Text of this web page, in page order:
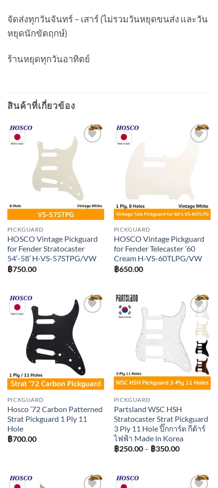
จัดส่งทุกวันจันทร์ – เสาร์ (ไม่รวมวันหยุดขนส่ง และวัน
หยุดนักขัตฤกษ์)
ร้านหยุดทุกวันอาทิตย์
สินค้าที่เกี่ยวข้อง
PICKGUARD
HOSCO Vintage Pickguard
for Fender Stratocaster
54′-58′ H-VS-57STPG/VW
฿750.00
PICKGUARD
HOSCO Vintage Pickguard
for Fender Telecaster ’60
Cream H-VS-60TLPG/VW
฿650.00
PICKGUARD
Hosco ’72 Carbon Patterned
Strat Pickguard 1 Ply 11
Hole
฿700.00
Add to
wishlist
PICKGUARD
Partsland WSC HSH
Stratocaster Strat Pickguard
3 Ply 11 Hole ปิ๊กการ์ด กีต้าร์
ไฟฟ้า Made in Korea
฿250.00 – ฿350.00Price
฿350.00